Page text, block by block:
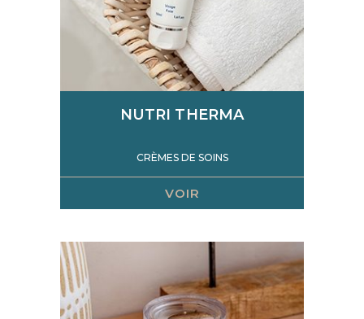
NUTRI THERMA
CRÈMES DE SOINS
VOIR